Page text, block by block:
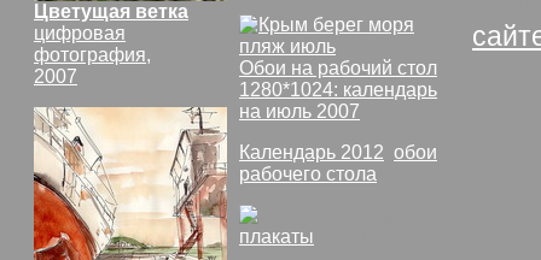
Цветущая ветка
цифровая
фотография,
2007
Обои на рабочий стол
1280*1024: календарь
на июль 2007
Календарь 2012 обои
рабочего стола
плакаты